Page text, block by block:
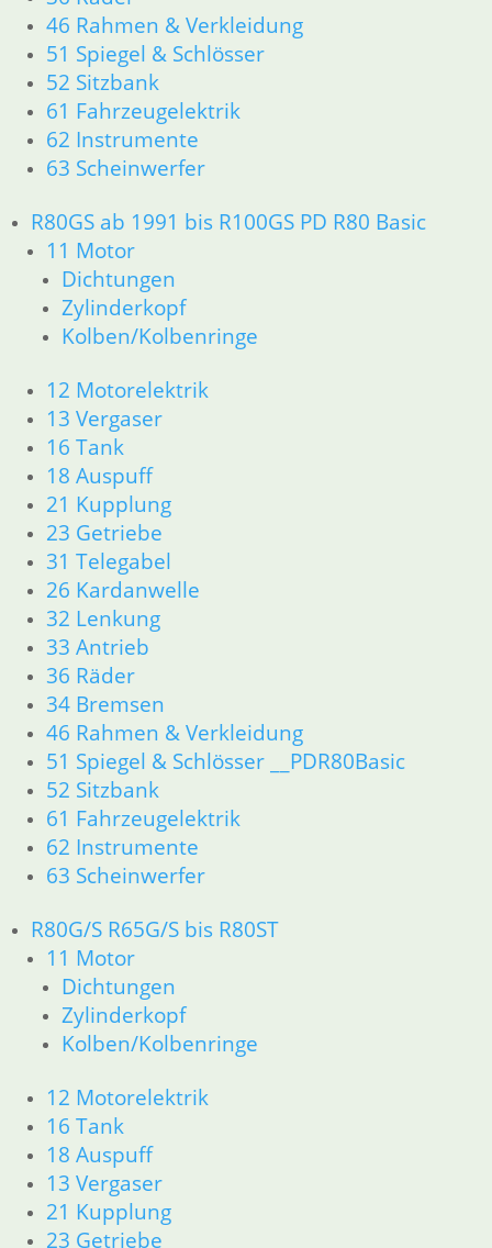
46 Rahmen & Verkleidung
51 Spiegel & Schlösser
52 Sitzbank
61 Fahrzeugelektrik
62 Instrumente
63 Scheinwerfer
R80GS ab 1991 bis R100GS PD R80 Basic
11 Motor
Dichtungen
Zylinderkopf
Kolben/Kolbenringe
12 Motorelektrik
13 Vergaser
16 Tank
18 Auspuff
21 Kupplung
23 Getriebe
31 Telegabel
26 Kardanwelle
32 Lenkung
33 Antrieb
36 Räder
34 Bremsen
46 Rahmen & Verkleidung
51 Spiegel & Schlösser __PDR80Basic
52 Sitzbank
61 Fahrzeugelektrik
62 Instrumente
63 Scheinwerfer
R80G/S R65G/S bis R80ST
11 Motor
Dichtungen
Zylinderkopf
Kolben/Kolbenringe
12 Motorelektrik
16 Tank
18 Auspuff
13 Vergaser
21 Kupplung
23 Getriebe
R60/6 – R90/S
11 Motor
Dichtungen
Kolben/Kolbenringe
Zylinderkopf
12 Motorelektrik
13 Vergaser
18 Auspuff
21 Kupplung
23 Getriebe
26 Kardanwelle
31 Telegabel
32 Lenkung
34 Bremsen
36 Räder
46 Rahmen & Verkleidung R60/6 – R90/S
51 Spiegel & Schlösser
52 Sitzbank
61 Fahrzeugelektrik
62 Instrumente
R 60/7 – R 100 RT Bj. 1976 – 1979
11 Motor
Dichtungen
Kolben/Kolbenringe
Zylinderkopf
12 Motorelektrik
13 Vergaser
16 Tank
18 Auspuff
21 Kupplung
23 Getriebe
26 Kardanwelle
31 Telegabel
33 Antrieb
34 Bremsen
36 Räder
46 Rahmen & Verkleidung
51 Spiegel & Schlösser
52 Sitzbank
61 Fahrzeugelektrik
62 Instrumente
63 Scheinwerfer
R80/100 R80/100 RT 1980 bis 1984
11 Motor
Dichtungen
Kolben/Kolbenringe